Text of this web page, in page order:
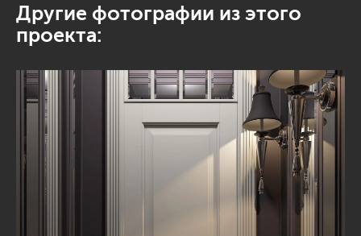
Другие фотографии из этого
проекта: